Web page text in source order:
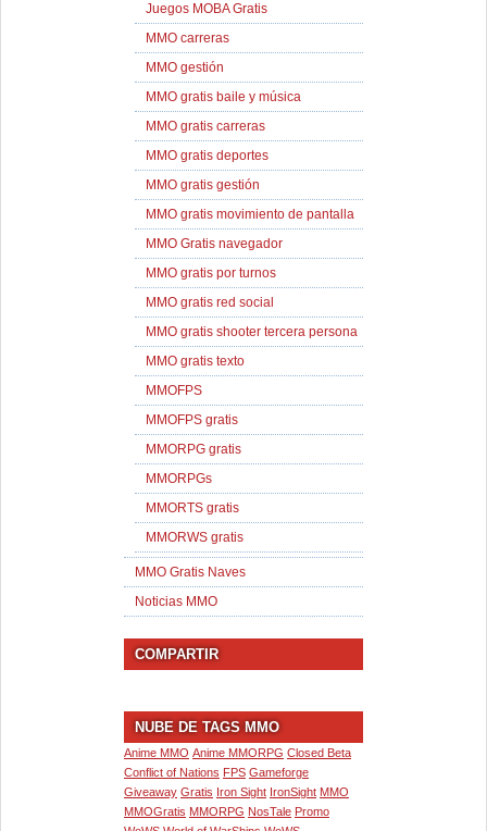
Juegos MOBA Gratis
MMO carreras
MMO gestión
MMO gratis baile y música
MMO gratis carreras
MMO gratis deportes
MMO gratis gestión
MMO gratis movimiento de pantalla
MMO Gratis navegador
MMO gratis por turnos
MMO gratis red social
MMO gratis shooter tercera persona
MMO gratis texto
MMOFPS
MMOFPS gratis
MMORPG gratis
MMORPGs
MMORTS gratis
MMORWS gratis
MMO Gratis Naves
Noticias MMO
COMPARTIR
NUBE DE TAGS MMO
Anime MMO Anime MMORPG Closed Beta
Conflict of Nations FPS Gameforge
Giveaway Gratis Iron Sight IronSight MMO
MMOGratis MMORPG NosTale Promo